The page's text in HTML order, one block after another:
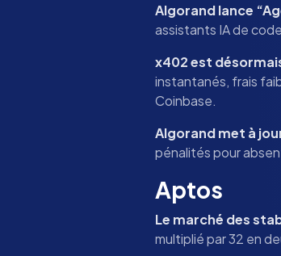
Algorand lance
assistants IA de
x402 est
instantanés, frais
Coinbase.
Algorand met à
pénalités pour
Aptos
Le marché des
multiplié par 32 en